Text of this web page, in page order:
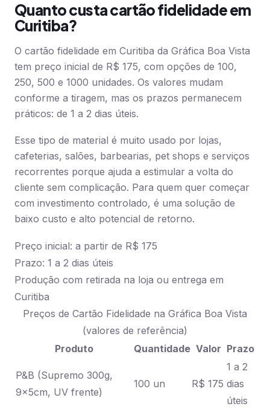
Quanto custa cartão fidelidade em
Curitiba?
O cartão fidelidade em Curitiba da Gráfica Boa Vista
tem preço inicial de R$ 175, com opções de 100,
250, 500 e 1000 unidades. Os valores mudam
conforme a tiragem, mas os prazos permanecem
práticos: de 1 a 2 dias úteis.
Esse tipo de material é muito usado por lojas,
cafeterias, salões, barbearias, pet shops e serviços
recorrentes porque ajuda a estimular a volta do
cliente sem complicação. Para quem quer começar
com investimento controlado, é uma solução de
baixo custo e alto potencial de retorno.
Preço inicial: a partir de R$ 175
Prazo: 1 a 2 dias úteis
Produção com retirada na loja ou entrega em
Curitiba
Preços de Cartão Fidelidade na Gráfica Boa Vista
(valores de referência)
Produto
Quantidade Valor Prazo
P&B (Supremo 300g,
9x5cm, UV frente)
100 un R$ 175
1 a 2
dias
úteis